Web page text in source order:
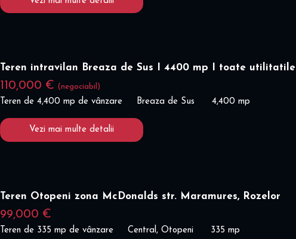
Teren intravilan Breaza de Sus I 4400 mp I toate utilitatile
110,000 € (negociabil)
Teren de 4,400 mp de vânzare Breaza de Sus 4,400 mp
Vezi mai multe detalii
Teren Otopeni zona McDonalds str. Maramures, Rozelor
99,000 €
Teren de 335 mp de vânzare Central, Otopeni 335 mp